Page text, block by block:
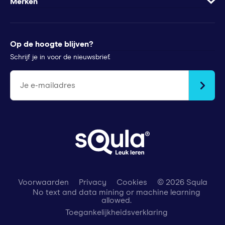
Stichtingen en goede doelen
Futurewhiz
Squla Polen
scoyo
Op de hoogte blijven?
Schrijf je in voor de nieuwsbrief.
Je e-mailadres
Voorwaarden Privacy Cookies
© 2026 Squla
No text and data mining or machine learning
allowed.
Toegankelijkheidsverklaring